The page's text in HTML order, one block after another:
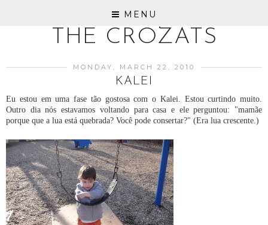
MENU
THE CROZATS
MONDAY, MARCH 22, 2010
KALEI
Eu estou em uma fase tão gostosa com o Kalei. Estou curtindo muito.
Outro dia nós estavamos voltando para casa e ele perguntou: "mamãe
porque que a lua está quebrada? Você pode consertar?" (Era lua crescente.)